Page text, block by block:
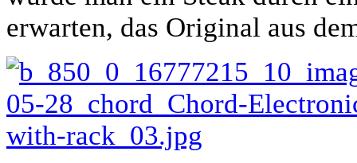
erwarten, das Original aus